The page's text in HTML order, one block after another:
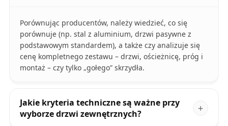
Porównując producentów, należy wiedzieć, co się
porównuje (np. stal z aluminium, drzwi pasywne z
podstawowym standardem), a także czy analizuje się
cenę kompletnego zestawu – drzwi, ościeżnicę, próg i
montaż – czy tylko „gołego” skrzydła.
Jakie kryteria techniczne są ważne przy
wyborze drzwi zewnętrznych?